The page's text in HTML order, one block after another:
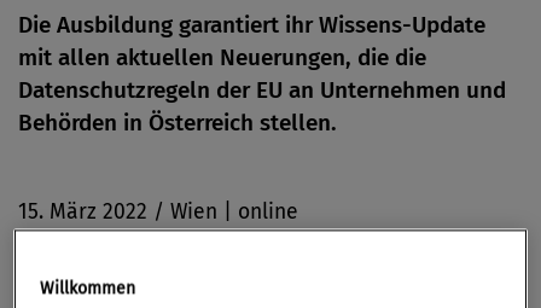
Die Ausbildung garantiert ihr Wissens-Update
mit allen aktuellen Neuerungen, die die
Datenschutzregeln der EU an Unternehmen und
Behörden in Österreich stellen.
15. März 2022 / Wien | online
Willkommen